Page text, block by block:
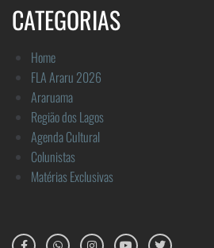
CATEGORIAS
Home
FLA Araru 2026
Araruama
Região dos Lagos
Agenda Cultural
Colunistas
Matérias Exclusivas